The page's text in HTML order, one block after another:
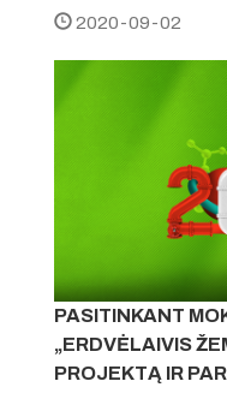
2020-09-02
PASITINKANT
„ERDVĖLAIVIS
PROJEKTĄ IR